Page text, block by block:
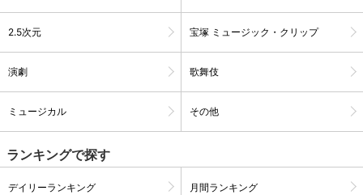
2.5次元 宝塚 ミュージック・クリップ
演劇 歌舞伎
ミュージカル その他
ランキングで探す
デイリーランキング 月間ランキング